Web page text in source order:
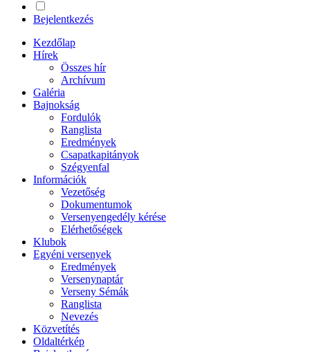
Bejelentkezés
Kezdőlap
Hírek
Összes hír
Archívum
Galéria
Bajnokság
Fordulók
Ranglista
Eredmények
Csapatkapitányok
Szégyenfal
Információk
Vezetőség
Dokumentumok
Versenyengedély kérése
Elérhetőségek
Klubok
Egyéni versenyek
Eredmények
Versenynaptár
Verseny Sémák
Ranglista
Nevezés
Közvetítés
Oldaltérkép